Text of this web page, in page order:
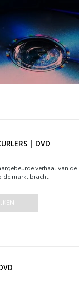
| DVD
verhaal van
markt bracht.